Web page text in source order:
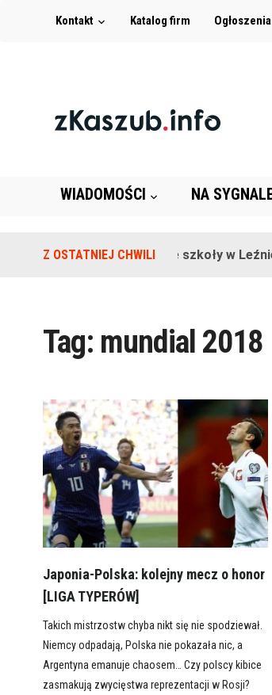
Kontakt Katalog firm Ogłoszenia
WIADOMOŚCI NA
Z OSTATNIEJ CHWILINa terenie szkoły w
Tag: mundial 2018
Japonia-Polska: kolejny mecz o honor
[LIGA TYPERÓW]
Takich mistrzostw chyba nikt się nie spodziewał.
Niemcy odpadają, Polska nie pokazała nic, a
Argentyna emanuje chaosem… Czy polscy kibice
zasmakują zwycięstwa reprezentacji w Rosji?